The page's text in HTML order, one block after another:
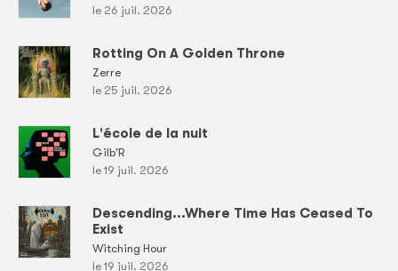
le 26 juil. 2026
Rotting On A Golden Throne
Zerre
le 25 juil. 2026
L'école de la nuit
Gilb'R
le 19 juil. 2026
Descending...Where Time Has Ceased To
Exist
Witching Hour
le 19 juil. 2026